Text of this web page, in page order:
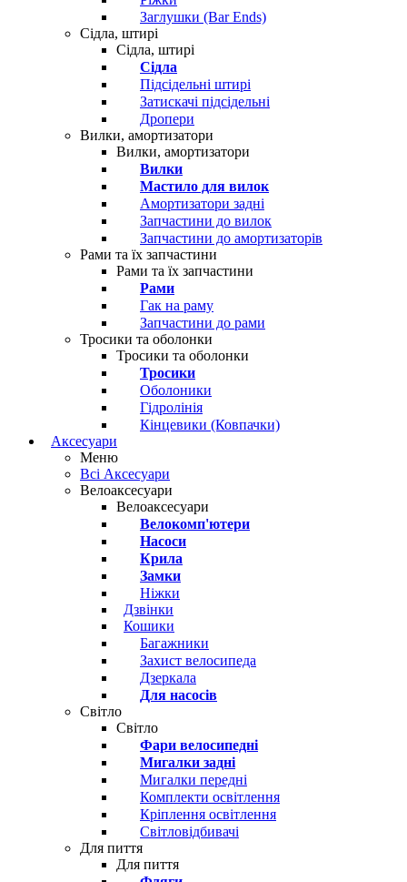
Заглушки (Bar Ends)
Сідла, штирі
Сідла, штирі
Сідла
Підсідельні штирі
Затискачі підсідельні
Дропери
Вилки, амортизатори
Вилки, амортизатори
Вилки
Мастило для вилок
Амортизатори задні
Запчастини до вилок
Запчастини до амортизаторів
Рами та їх запчастини
Рами та їх запчастини
Рами
Гак на раму
Запчастини до рами
Тросики та оболонки
Тросики та оболонки
Тросики
Оболоники
Гідролінія
Кінцевики (Ковпачки)
Аксесуари
Меню
Всі Аксесуари
Велоаксесуари
Велоаксесуари
Велокомп'ютери
Насоси
Крила
Замки
Ніжки
Дзвінки
Кошики
Багажники
Захист велосипеда
Дзеркала
Для насосів
Світло
Світло
Фари велосипедні
Мигалки задні
Мигалки передні
Комплекти освітлення
Кріплення освітлення
Світловідбивачі
Для пиття
Для пиття